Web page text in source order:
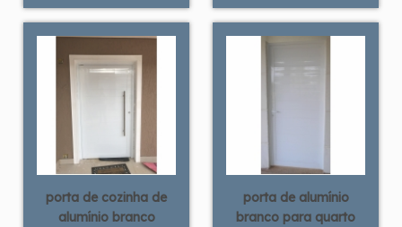
porta de cozinha de
alumínio branco
porta de alumínio
branco para quarto